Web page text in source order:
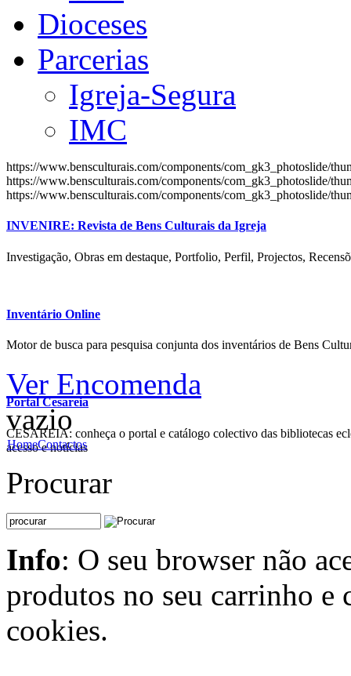
Dioceses
Parcerias
Igreja-Segura
IMC
https://www.bensculturais.com/components/com_gk3_photoslide/
https://www.bensculturais.com/components/com_gk3_photoslide/
https://www.bensculturais.com/components/com_gk3_photoslide/
INVENIRE: Revista de Bens Culturais da Igreja
Investigação, Obras em destaque, Portfolio, Perfil, Projectos,
Inventário Online
Motor de busca para pesquisa conjunta dos inventários de Bens
Portal Cesareia
CESAREIA: conheça o portal e catálogo colectivo das bibliotecas
acesso e notícias
Ver Encomenda
vazio
HomeContactos
Procurar
Info: O seu browser não
produtos no seu carrinho e
cookies.